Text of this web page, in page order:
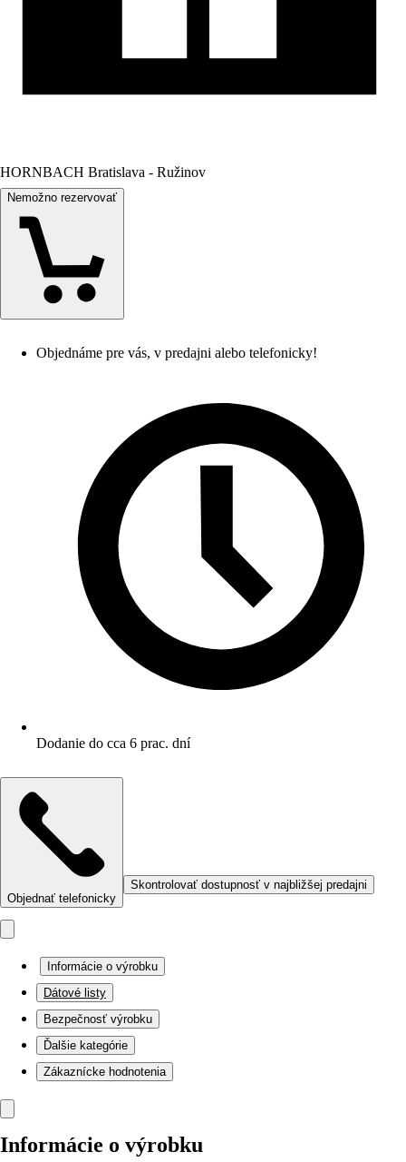
HORNBACH Bratislava - Ružinov
Nemožno rezervovať
Objednáme pre vás, v predajni alebo telefonicky!
Dodanie do cca 6 prac. dní
Objednať telefonicky
Skontrolovať dostupnosť v najbližšej predajni
Informácie o výrobku
Dátové listy
Bezpečnosť výrobku
Ďalšie kategórie
Zákaznícke hodnotenia
Informácie o výrobku